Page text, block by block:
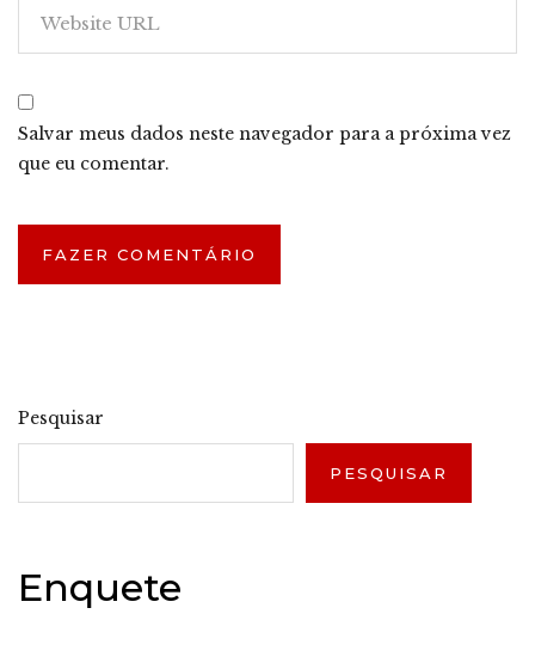
Salvar meus dados neste navegador para a próxima vez
que eu comentar.
Pesquisar
PESQUISAR
Enquete